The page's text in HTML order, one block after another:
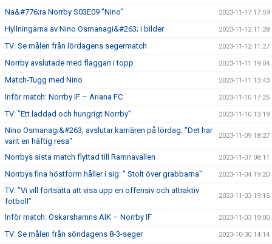
Na&#776;ra Norrby S03E09 "Nino" 2023-11-17 17:59
Hyllningarna av Nino Osmanagi&#263; i bilder 2023-11-12 11:28
TV: Se målen från lördagens segermatch 2023-11-12 11:27
Norrby avslutade med flaggan i topp 2023-11-11 19:04
Match-Tugg med Nino 2023-11-11 13:43
Inför match: Norrby IF – Ariana FC 2023-11-10 17:25
TV: ”Ett laddad och hungrigt Norrby” 2023-11-10 13:19
Nino Osmanagi&#263; avslutar karriären på lördag: "Det har
varit en häftig resa"
2023-11-09 18:27
Norrbys sista match flyttad till Ramnavallen 2023-11-07 08:11
Norrbys fina höstform håller i sig: " Stolt över grabbarna" 2023-11-04 19:20
TV: ”Vi vill fortsätta att visa upp en offensiv och attraktiv
fotboll”
2023-11-03 19:15
Inför match: Oskarshamns AIK – Norrby IF 2023-11-03 19:00
TV: Se målen från söndagens 8-3-seger 2023-10-30 14:14